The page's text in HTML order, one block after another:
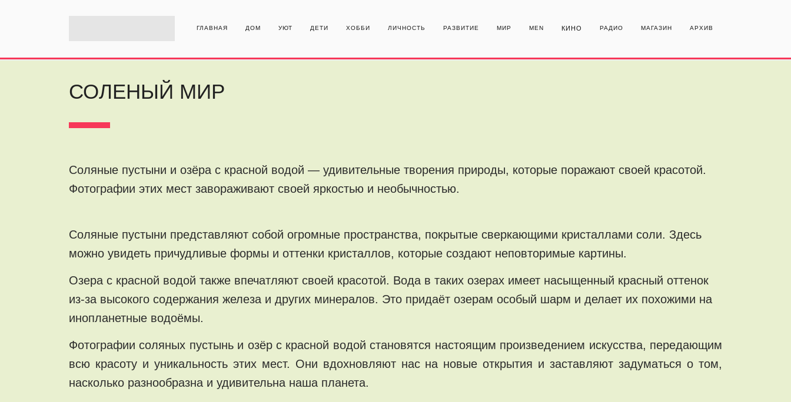
ГЛАВНАЯ ДОМ УЮТ ДЕТИ ХОББИ ЛИЧНОСТЬ РАЗВИТИЕ МИР MEN КИНО РАДИО МАГАЗИН АРХИВ
СОЛЕНЫЙ МИР
Соляные пустыни и озёра с красной водой — удивительные творения природы, которые поражают своей красотой.
Фотографии этих мест завораживают своей яркостью и необычностью.
Соляные пустыни представляют собой огромные пространства, покрытые сверкающими кристаллами соли. Здесь
можно увидеть причудливые формы и оттенки кристаллов, которые создают неповторимые картины.
Озера с красной водой также впечатляют своей красотой. Вода в таких озерах имеет насыщенный красный оттенок
из-за высокого содержания железа и других минералов. Это придаёт озерам особый шарм и делает их похожими на
инопланетные водоёмы.
Фотографии соляных пустынь и озёр с красной водой становятся настоящим произведением искусства, передающим
всю красоту и уникальность этих мест. Они вдохновляют нас на новые открытия и заставляют задуматься о том,
насколько разнообразна и удивительна наша планета.